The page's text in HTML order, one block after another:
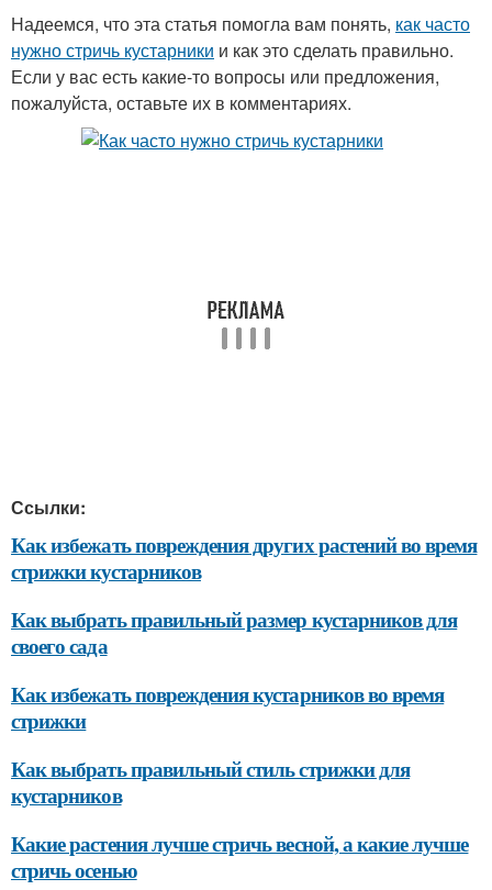
Надеемся, что эта статья помогла вам понять, как часто
нужно стричь кустарники и как это сделать правильно.
Если у вас есть какие-то вопросы или предложения,
пожалуйста, оставьте их в комментариях.
Ссылки:
Как избежать повреждения других растений во время
стрижки кустарников
Как выбрать правильный размер кустарников для
своего сада
Как избежать повреждения кустарников во время
стрижки
Как выбрать правильный стиль стрижки для
кустарников
Какие растения лучше стричь весной, а какие лучше
стричь осенью